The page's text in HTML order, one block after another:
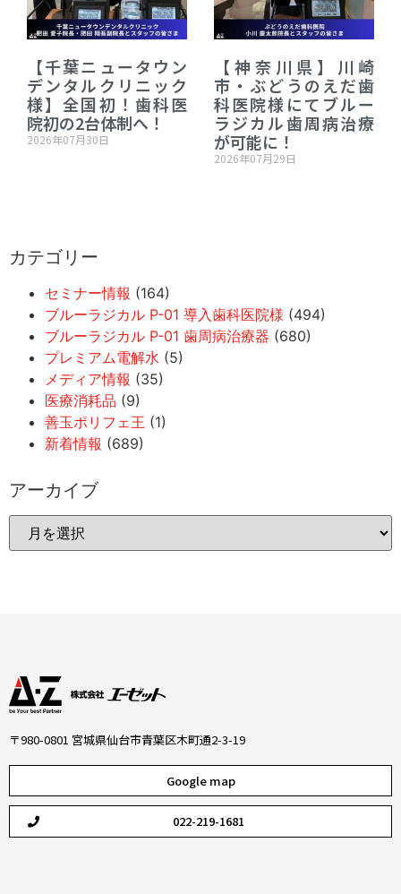
【千葉ニュータウン
デンタルクリニック
様】全国初！歯科医
院初の2台体制へ！
2026年07月30日
【神奈川県】川崎
市・ぶどうのえだ歯
科医院様にてブルー
ラジカル歯周病治療
が可能に！
2026年07月29日
カテゴリー
セミナー情報 (164)
ブルーラジカル P-01 導入歯科医院様 (494)
ブルーラジカル P-01 歯周病治療器 (680)
プレミアム電解水 (5)
メディア情報 (35)
医療消耗品 (9)
善玉ポリフェ王 (1)
新着情報 (689)
アーカイブ
〒980-0801 宮城県仙台市青葉区木町通2-3-19
Google map
022-219-1681